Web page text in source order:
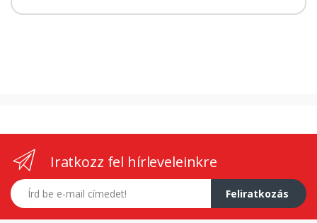
Iratkozz fel hírleveleinkre
E-mail címed
Feliratkozás